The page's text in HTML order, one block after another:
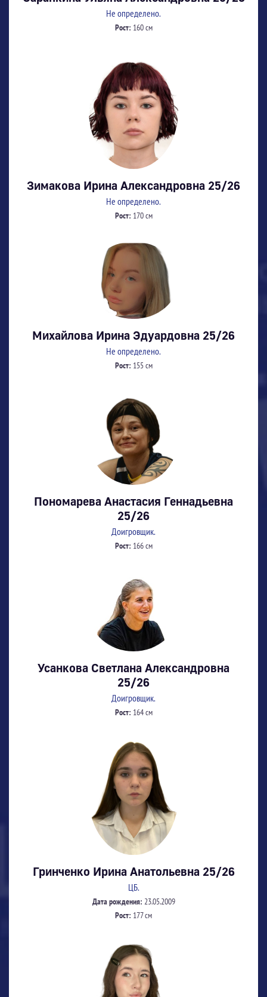
Не определено.
Рост: 160 см
Зимакова Ирина Александровна 25/26
Не определено.
Рост: 170 см
Михайлова Ирина Эдуардовна 25/26
Не определено.
Рост: 155 см
Пономарева Анастасия Геннадьевна
25/26
Доигровщик.
Рост: 166 см
Усанкова Светлана Александровна
25/26
Доигровщик.
Рост: 164 см
Гринченко Ирина Анатольевна 25/26
ЦБ.
Дата рождения: 23.05.2009
Рост: 177 см